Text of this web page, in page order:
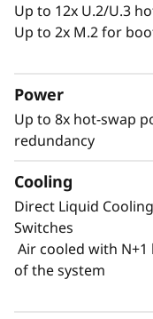
Los centros
rendimiento y
restricciones
Up to 12x U.2/U.3
Up to 2x M.2 for
Power
Up to 8x hot-swap
redundancy
Cooling
Direct Liquid
Switches
Air cooled with
of the system